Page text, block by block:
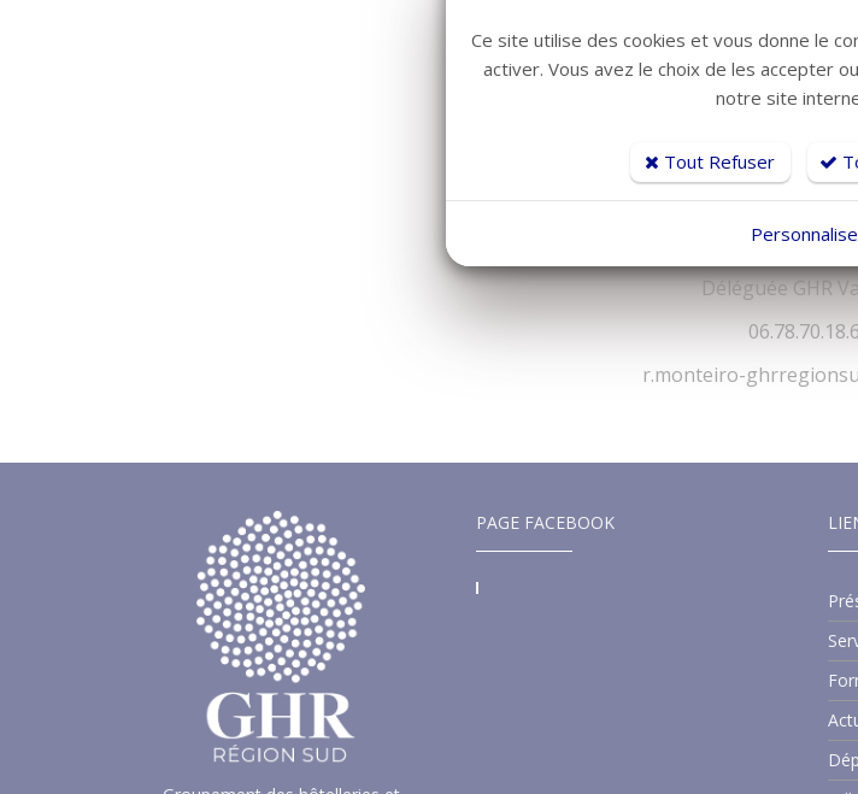
Mme MONTEIRO
Déléguée GHR
r.monteiro-
PAGE FACEBOOK
Ce site utilise des cookies et vous donne le
activer. Vous avez le choix de les accepter
notre site
Tout Refuser